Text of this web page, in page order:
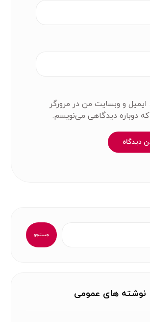
ایمیل و وبسایت من در مرورگر
که دوباره دیدگاهی می‌نویسم.
دیدگاه
جستجو
نوشته های عمومی